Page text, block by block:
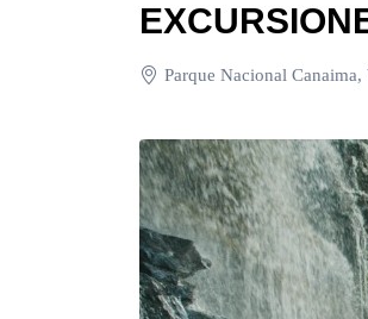
🌴
🌴
🌴
🌴
Parque Nacional Canaima,